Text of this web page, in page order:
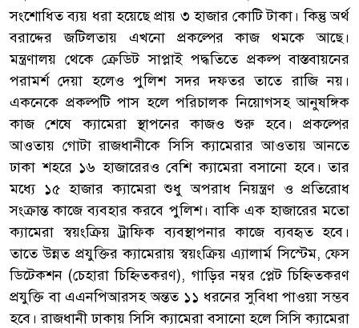
সংশোধিত ব্যয় ধরা হয়েছে প্রায় ৩ হাজার কোটি টাকা। কিন্তু অর্থ
বরাদ্দের জটিলতায় এখনো প্রকল্পের কাজ থমকে আছে।
মন্ত্রণালয় থেকে ক্রেডিট সাপ্লাই পদ্ধতিতে প্রকল্প বাস্তবায়নের
পরামর্শ দেয়া হলেও পুলিশ সদর দফতর তাতে রাজি নয়।
একনেকে প্রকল্পটি পাস হলে পরিচালক নিয়োগসহ আনুষঙ্গিক
কাজ শেষে ক্যামেরা স্থাপনের কাজও শুরু হবে। প্রকল্পের
আওতায় গোটা রাজধানীকে সিসি ক্যামেরার আওতায় আনতে
ঢাকা শহরে ১৬ হাজারেরও বেশি ক্যামেরা বসানো হবে। তার
মধ্যে ১৫ হাজার ক্যামেরা শুধু অপরাধ নিয়ন্ত্রণ ও প্রতিরোধ
সংক্রান্ত কাজে ব্যবহার করবে পুলিশ। বাকি এক হাজারের মতো
ক্যামেরা স্বয়ংক্রিয় ট্রাফিক ব্যবস্থাপনার কাজে ব্যবহৃত হবে।
তাতে উন্নত প্রযুক্তির ক্যামেরায় স্বয়ংক্রিয় এ্যালার্ম সিস্টেম, ফেস
ডিটেকশন (চেহারা চিহ্নিতকরণ), গাড়ির নম্বর প্লেট চিহ্নিতকরণ
প্রযুক্তি বা এএনপিআরসহ অন্তত ১১ ধরনের সুবিধা পাওয়া সম্ভব
হবে। রাজধানী ঢাকায় সিসি ক্যামেরা বসানো হলে সিসি ক্যামেরা